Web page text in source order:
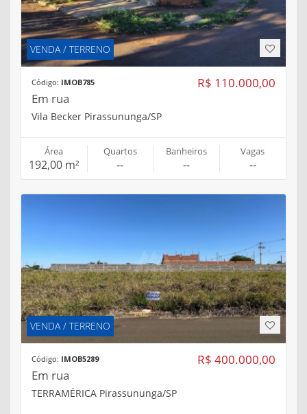
VENDA / TERRENO
R$ 110.000,00
Código: IMOB785
Em rua
Vila Becker Pirassununga/SP
Área
192,00 m²
Quartos
--
Banheiros
--
Vagas
--
VENDA / TERRENO
R$ 400.000,00
Código: IMOB5289
Em rua
TERRAMÉRICA Pirassununga/SP